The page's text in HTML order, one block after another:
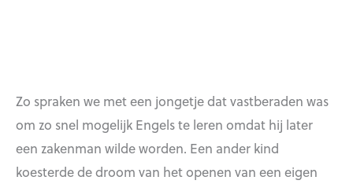
Zo spraken we met een jongetje dat vastberaden was
om zo snel mogelijk Engels te leren omdat hij later
een zakenman wilde worden. Een ander kind
koesterde de droom van het openen van een eigen